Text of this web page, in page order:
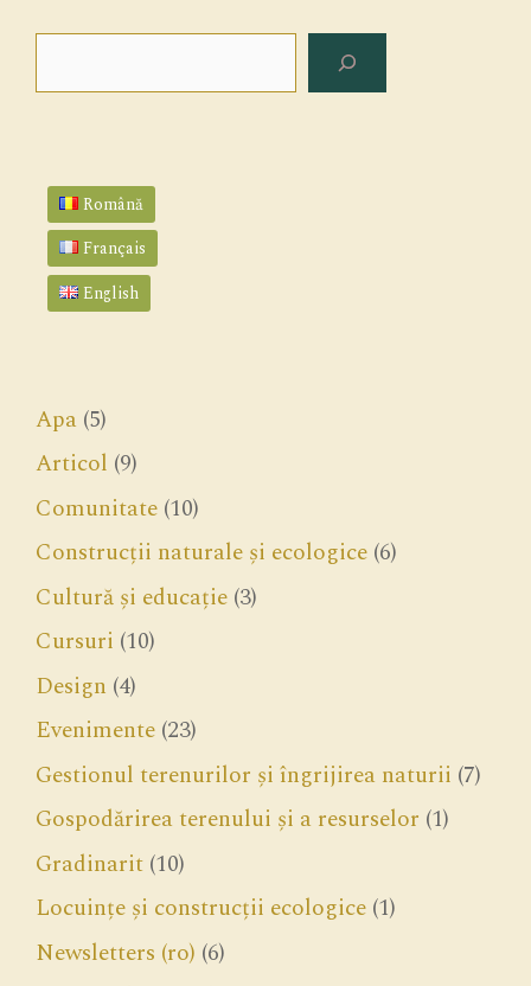
Română
Français
English
Apa (5)
Articol (9)
Comunitate (10)
Construcții naturale și ecologice (6)
Cultură și educație (3)
Cursuri (10)
Design (4)
Evenimente (23)
Gestionul terenurilor și îngrijirea naturii (7)
Gospodărirea terenului și a resurselor (1)
Gradinarit (10)
Locuințe și construcții ecologice (1)
Newsletters (ro) (6)